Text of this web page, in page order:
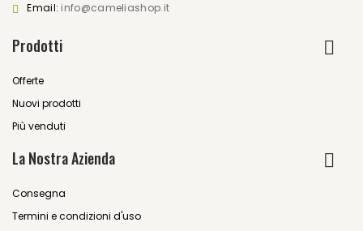
Email: info@cameliashop.it
Prodotti
Offerte
Nuovi prodotti
Più venduti
La Nostra Azienda
Consegna
Termini e condizioni d'uso